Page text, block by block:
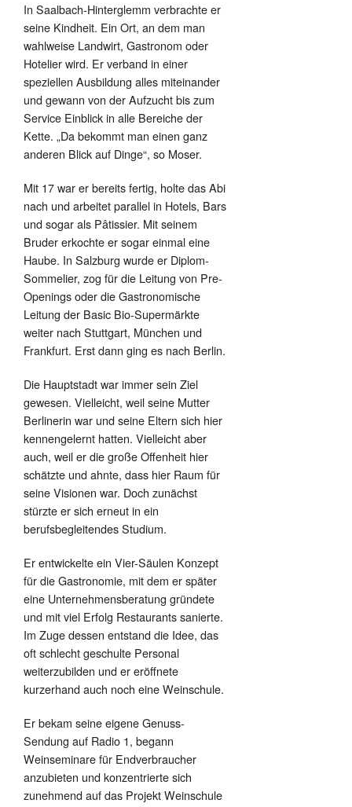
In Saalbach-Hinterglemm verbrachte er
seine Kindheit. Ein Ort, an dem man
wahlweise Landwirt, Gastronom oder
Hotelier wird. Er verband in einer
speziellen Ausbildung alles miteinander
und gewann von der Aufzucht bis zum
Service Einblick in alle Bereiche der
Kette. „Da bekommt man einen ganz
anderen Blick auf Dinge“, so Moser.
Mit 17 war er bereits fertig, holte das Abi
nach und arbeitet parallel in Hotels, Bars
und sogar als Pâtissier. Mit seinem
Bruder erkochte er sogar einmal eine
Haube. In Salzburg wurde er Diplom-
Sommelier, zog für die Leitung von Pre-
Openings oder die Gastronomische
Leitung der Basic Bio-Supermärkte
weiter nach Stuttgart, München und
Frankfurt. Erst dann ging es nach Berlin.
Die Hauptstadt war immer sein Ziel
gewesen. Vielleicht, weil seine Mutter
Berlinerin war und seine Eltern sich hier
kennengelernt hatten. Vielleicht aber
auch, weil er die große Offenheit hier
schätzte und ahnte, dass hier Raum für
seine Visionen war. Doch zunächst
stürzte er sich erneut in ein
berufsbegleitendes Studium.
Er entwickelte ein Vier-Säulen Konzept
für die Gastronomie, mit dem er später
eine Unternehmensberatung gründete
und mit viel Erfolg Restaurants sanierte.
Im Zuge dessen entstand die Idee, das
oft schlecht geschulte Personal
weiterzubilden und er eröffnete
kurzerhand auch noch eine Weinschule.
Er bekam seine eigene Genuss-
Sendung auf Radio 1, begann
Weinseminare für Endverbraucher
anzubieten und konzentrierte sich
zunehmend auf das Projekt Weinschule